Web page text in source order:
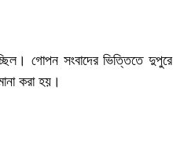
গোপন সংবাদের ভিত্তিতে দুপুরে
করা হয়।